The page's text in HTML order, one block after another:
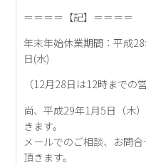
＝＝＝＝【記】＝＝＝＝
年末年始休業期間：平成
日(水)
（12月28日は12時までの
尚、平成29年1月5日（木
きます。
メールでのご相談、お問
頂きます。